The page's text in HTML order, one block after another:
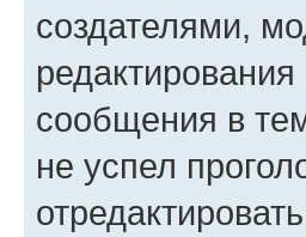
создателями,
сообщения в
не успел